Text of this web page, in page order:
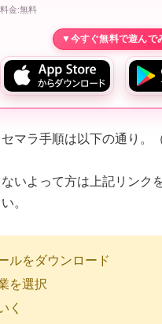
料金:無料
マラ手順は以下の通り。
いよって方は上記リンク
。
ルをダウンロード
を選択
く